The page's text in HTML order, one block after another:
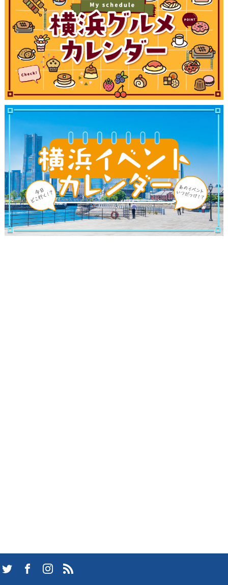
ブログ記事
サイトについて